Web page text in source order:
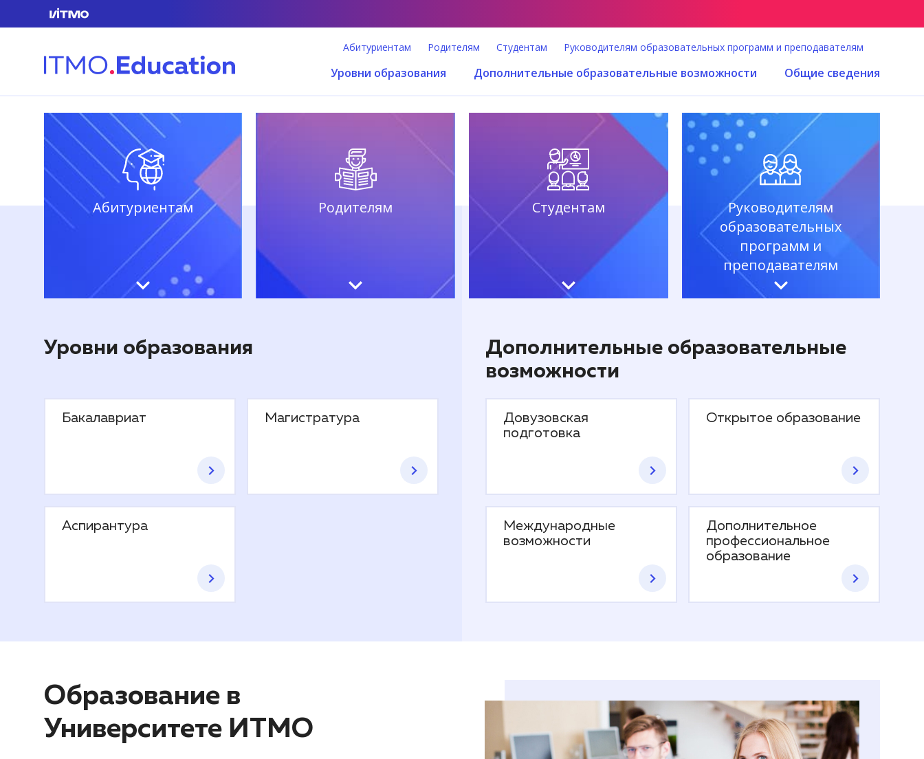
Абитуриентам Родителям Студентам Руководителям образовательных программ и преподавателям
Уровни образования Дополнительные образовательные возможности Общие сведения
Абитуриентам Родителям Студентам
Руководителям
образовательных
программ и
преподавателям
Уровни образования
Бакалавриат Магистратура
Аспирантура
Дополнительные образовательные
возможности
Довузовская
подготовка
Открытое образование
Международные
возможности
Дополнительное
профессиональное
образование
Образование в
Университете ИТМО